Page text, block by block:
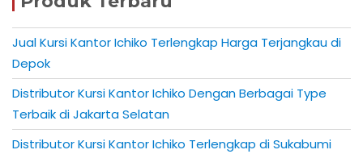
Jual Kursi Kantor Ichiko Terlengkap Harga Terjangkau di
Depok
Distributor Kursi Kantor Ichiko Dengan Berbagai Type
Terbaik di Jakarta Selatan
Distributor Kursi Kantor Ichiko Terlengkap di Sukabumi